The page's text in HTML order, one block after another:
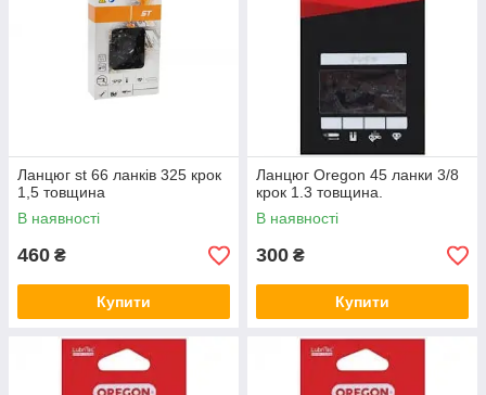
Ланцюг st 66 ланків 325 крок
1,5 товщина
В наявності
460 ₴
Купити
Ланцюг Oregon 45 ланки 3/8
крок 1.3 товщина.
В наявності
300 ₴
Купити